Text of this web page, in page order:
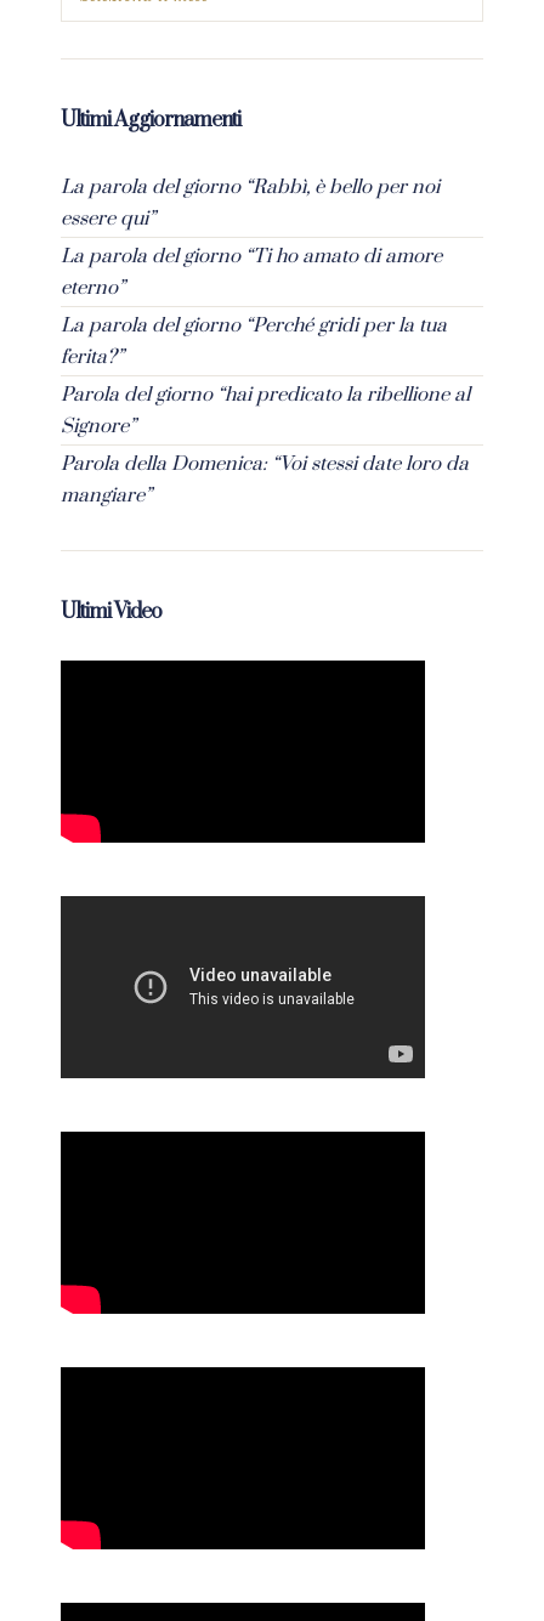
Ultimi Aggiornamenti
La parola del giorno “Rabbì, è bello per noi
essere qui”
La parola del giorno “Ti ho amato di amore
eterno”
La parola del giorno “Perché gridi per la tua
ferita?”
Parola del giorno “hai predicato la ribellione al
Signore”
Parola della Domenica: “Voi stessi date loro da
mangiare”
Ultimi Video